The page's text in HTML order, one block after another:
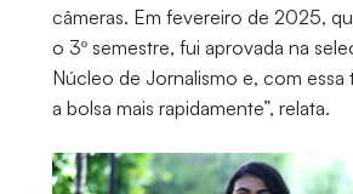
câmeras. Em fevereiro de 2025,
o 3º semestre, fui aprovada na
Núcleo de Jornalismo e, com
a bolsa mais rapidamente”, relata.